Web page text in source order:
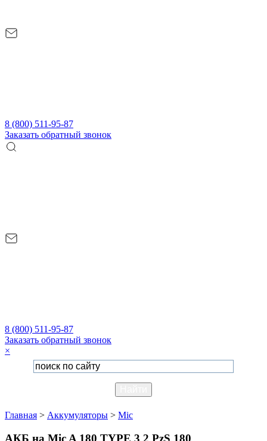
8 (800) 511-95-87
Заказать обратный звонок
8 (800) 511-95-87
Заказать обратный звонок
×
Главная > Аккумуляторы > Mic
АКБ на Mic A 180 TYPE 3 2 PzS 180